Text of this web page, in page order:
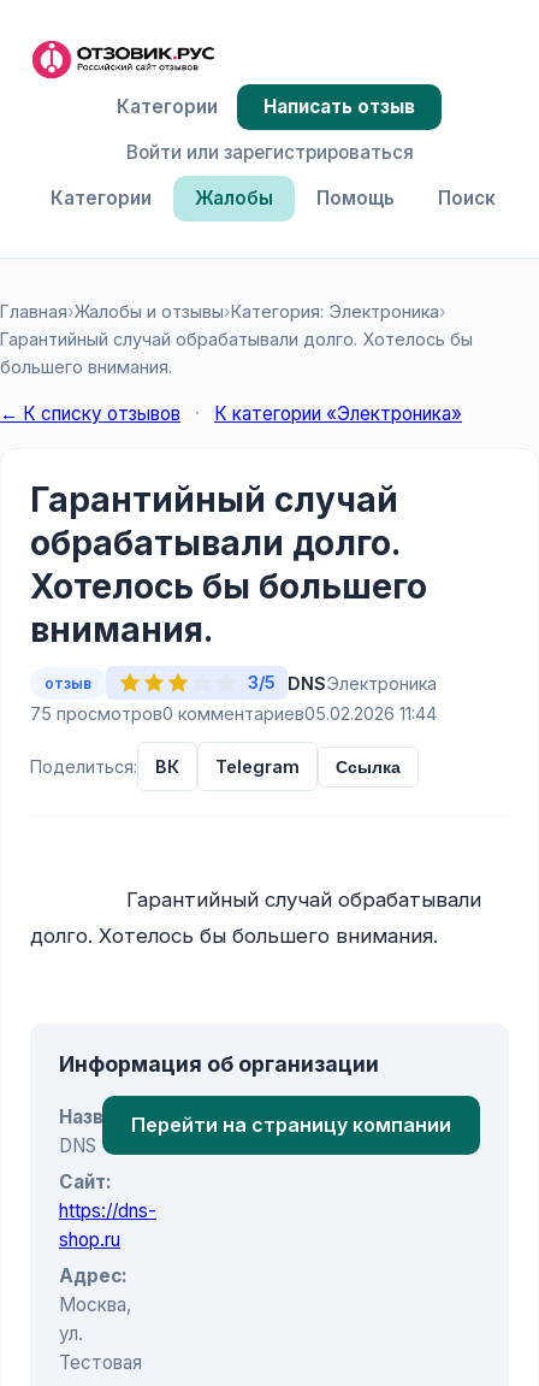
Категории Жалобы Помощь Поиск
Категории
Написать отзыв
Войти или зарегистрироваться
Главная›Жалобы и отзывы›Категория: Электроника›
Гарантийный случай обрабатывали долго. Хотелось бы
большего внимания.
← К списку отзывов · К категории «Электроника»
Гарантийный случай
обрабатывали долго.
Хотелось бы большего
внимания.
отзыв 3/5 DNSЭлектроника
75 просмотров0 комментариев05.02.2026 11:44
Поделиться: ВК Telegram Ссылка
долго. Хотелось бы большего внимания.
Информация об организации
Название:
DNS
Сайт:
https://dns-
shop.ru
Адрес:
Москва,
ул.
Тестовая
Перейти на страницу компании